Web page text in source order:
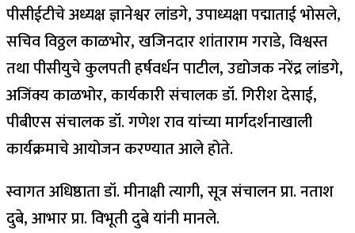
पीसीईटीचे अध्यक्ष ज्ञानेश्वर लांडगे, उपाध्यक्षा पद्माताई भोसले,
सचिव विठ्ठल काळभोर, खजिनदार शांताराम गराडे, विश्वस्त
तथा पीसीयुचे कुलपती हर्षवर्धन पाटील, उद्योजक नरेंद्र लांडगे,
अजिंक्य काळभोर, कार्यकारी संचालक डॉ. गिरीश देसाई,
पीबीएस संचालक डॉ. गणेश राव यांच्या मार्गदर्शनाखाली
कार्यक्रमाचे आयोजन करण्यात आले होते.
स्वागत अधिष्ठाता डॉ. मीनाक्षी त्यागी, सूत्र संचालन प्रा. नताश
दुबे, आभार प्रा. विभूती दुबे यांनी मानले.